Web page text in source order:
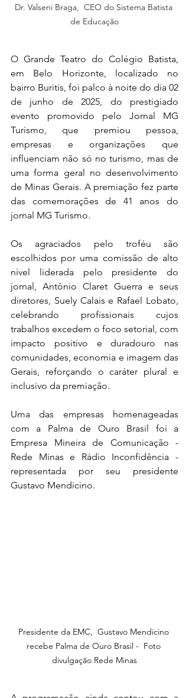
Dr. Valseni Braga,  CEO do Sistema Batista
de Educação
O Grande Teatro do Colégio Batista,
em Belo Horizonte, localizado no
bairro Buritis, foi palco à noite do dia 02
de junho de 2025, do prestigiado
evento promovido pelo Jornal MG
Turismo, que premiou pessoa,
empresas e organizações que
influenciam não só no turismo, mas de
uma forma geral no desenvolvimento
de Minas Gerais. A premiação fez parte
das comemorações de 41 anos do
jornal MG Turismo.
Os agraciados pelo troféu são
escolhidos por uma comissão de alto
nível liderada pelo presidente do
jornal, Antônio Claret Guerra e seus
diretores, Suely Calais e Rafael Lobato,
celebrando profissionais cujos
trabalhos excedem o foco setorial, com
impacto positivo e duradouro nas
comunidades, economia e imagem das
Gerais, reforçando o caráter plural e
inclusivo da premiação.
Uma das empresas homenageadas
com a Palma de Ouro Brasil foi a
Empresa Mineira de Comunicação -
Rede Minas e Rádio Inconfidência -
representada por seu presidente
Gustavo Mendicino.
Presidente da EMC,  Gustavo Mendicino
recebe Palma de Ouro Brasil -  Foto
divulgação Rede Minas